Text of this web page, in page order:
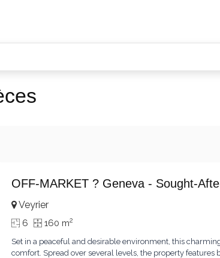
OFF-MARKET ? Geneva - Sought-
Veyrier
6 160 m2
Set in a peaceful and desirable environment, this
comfort. Spread over several levels, the property